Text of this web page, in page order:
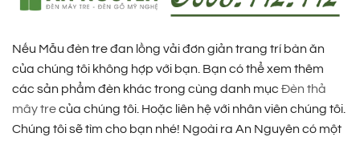
Nếu Mẫu đèn tre đan lồng vải đơn giản trang trí bàn ăn
của chúng tôi không hợp với bạn. Bạn có thể xem thêm
các sản phẩm đèn khác trong cùng danh mục Đèn thả
mây trecủa chúng tôi. Hoặc liên hệ với nhân viên chúng tôi.
Chúng tôi sẽ tìm cho bạn nhé! Ngoài ra An Nguyên có một